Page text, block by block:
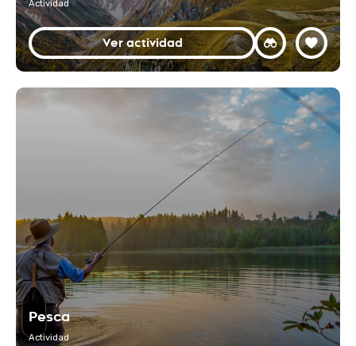
Actividad
Ver actividad
Pesca
Actividad